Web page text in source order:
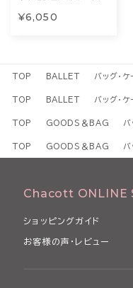
¥6,050
TOP BALLET バッグ・ケ
TOP BALLET バッグ・ケ
TOP GOODS＆BAG バ
TOP GOODS＆BAG バ
Chacott ONLINE
ショッピングガイド
お客様の声・レビュー